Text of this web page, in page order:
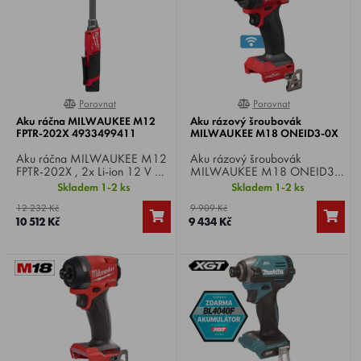
100%
Porovnat
Aku ráčna MILWAUKEE M12
FPTR-202X 4933499411
Aku ráčna MILWAUKEE M12
FPTR-202X , 2x Li-ion 12 V /
2.0 Ah, otáčky 0-350/min,
max. utahovací moment 80
Nm, univerzální upínání,
hmotnost 1,2 kg.
Skladem 1-2 ks
12 232 Kč
10 512 Kč
0%
Porovnat
Aku rázový šroubovák
MILWAUKEE M18 ONEID3-0X
Aku rázový šroubovák
MILWAUKEE M18 ONEID3-
0X , Li-ion 18 V, otáčky 0-
4000/min, počet úderů 0-
4400/min, utahovací moment
226 Nm, upínání 1/4",
Skladem 1-2 ks
9 909 Kč
9 434 Kč